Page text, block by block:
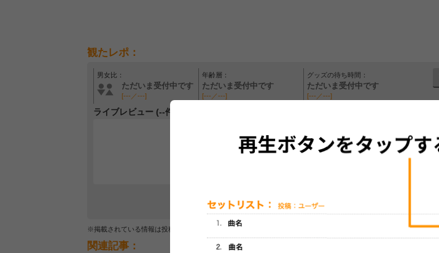
観たレポ：
男女比：
ただいま受付中です
[---／---]
年齢層：
ただいま受付中です
[---／---]
グッズの待ち時間：
ただいま受付中です
[---／---]
ライブレビュー (--件)
レビューはまだ投稿されていません。
最初のレビューを投稿してみませんか？
レビューを投稿する
※掲載されている情報は投稿されたデータを集計したもので、実際のライブとは異なる場合があります。
関連記事：